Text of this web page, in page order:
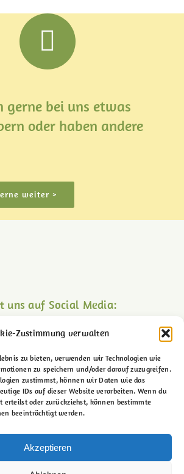
Zustimmung verwalten
zu bieten, verwenden wir Technologien wie
zu speichern und/oder darauf zuzugreifen.
zustimmst, können wir Daten wie das
IDs auf dieser Website verarbeiten. Wenn du
erteilst oder zurückziehst, können bestimmte
beeinträchtigt werden.
Akzeptieren
gerne bei uns etwas
oder haben andere
weiter >
uns auf Social Media:
Str. 69 – 32602 Vlotho